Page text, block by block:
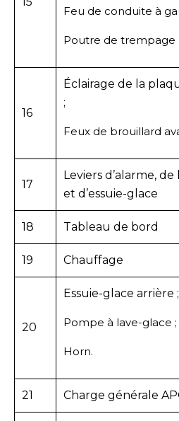
Feu de conduite à
Poutre de trempage
16
Éclairage de la
;
Feux de brouillard
17
Leviers d’alarme,
et d’essuie-glace
18 Tableau de bord
19 Chauffage
20
Essuie-glace arrière ;
Pompe à lave-glace ;
Horn.
21 Charge générale